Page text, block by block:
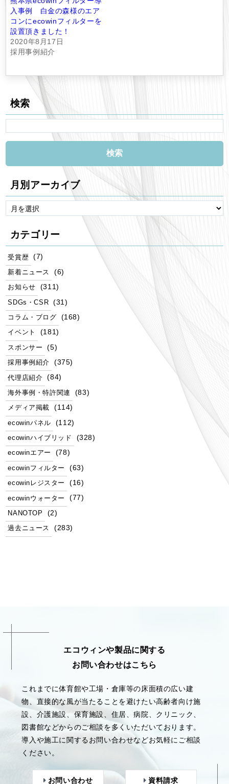
入事例 白金の森様のエア
コンにecowinフィルターを
設置頂きました！
2020年8月17日
採用事例紹介
検索
月別アーカイブ
カテゴリー
受賞歴 (7)
新着ニュース (6)
お知らせ (311)
SDGs・CSR (31)
コラム・ブログ (168)
イベント (181)
スポンサー (5)
採用事例紹介 (375)
代理店紹介 (84)
海外事例・特許関連 (83)
メディア掲載 (114)
ecowinパネル (112)
ecowinハイブリッド (328)
ecowinエアー (78)
ecowinフィルター (63)
ecowinレジスター (16)
ecowinウォーター (77)
NANOTOP (2)
過去ニュース (283)
エコウィンや製品に関する
お問い合わせはこちら
これまでに体育館や工場・倉庫等の床面積の広い建
物、直接的な風が当たることを避けたい高齢者向け施
設、介護施設、保育施設、住居、病院、クリニック、
図書館などからのご相談を多くいただいております。
導入や施工に関するお問い合わせなどお気軽にご相談
ください。
お問い合わせ 資料請求